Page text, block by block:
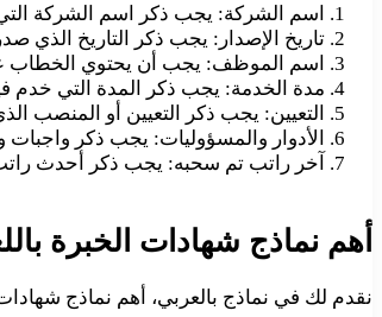
اسم الشركة: يجب ذكر اسم الشركة
تاريخ الإصدار: يجب ذكر التاريخ
اسم الموظف: يجب أن يحتوي الخطاب
مدة الخدمة: يجب ذكر المدة التي خدم
التعيين: يجب ذكر التعيين أو المنصب
الأدوار والمسؤوليات: يجب ذكر
آخر راتب تم سحبه: يجب ذكر أحدث
أهم نماذج شهادات الخبرة
نقدم لك في نماذج بالعربي، أهم نماذج